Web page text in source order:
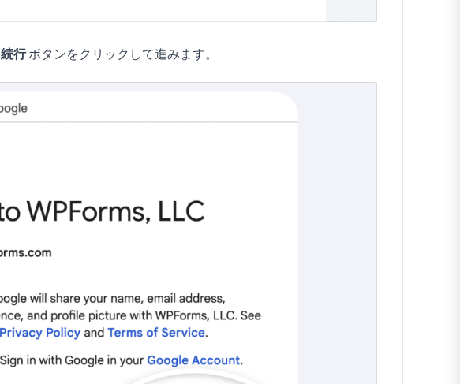
続行ボタンをクリックして進みます。